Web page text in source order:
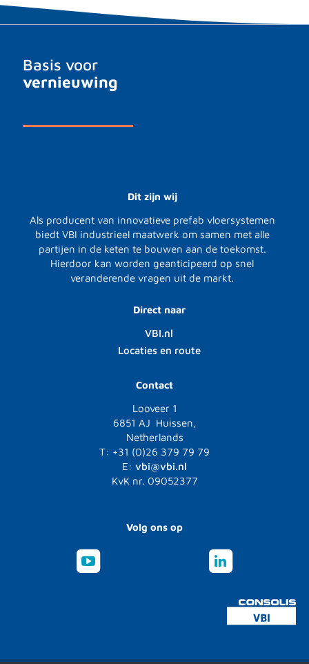
Basis voor
vernieuwing
Dit zijn wij
Als producent van innovatieve prefab vloersystemen
biedt VBI industrieel maatwerk om samen met alle
partijen in de keten te bouwen aan de toekomst.
Hierdoor kan worden geanticipeerd op snel
veranderende vragen uit de markt.
Direct naar
VBI.nl
Locaties en route
Contact
Looveer 1
6851 AJ Huissen,
Netherlands
T: +31 (0)26 379 79 79
E: vbi@vbi.nl
KvK nr. 09052377
Volg ons op